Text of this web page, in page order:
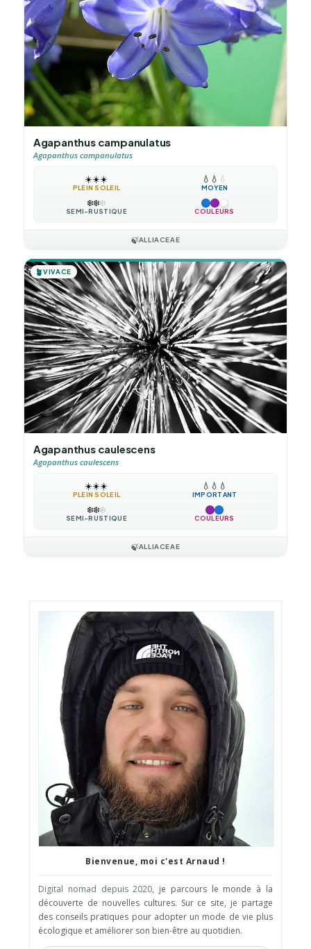
Agapanthus campanulatus
Agapanthus campanulatus
☀️☀️☀️
PLEIN SOLEIL
💧 💧 💧
MOYEN
❄️❄️❄️
SEMI-RUSTIQUE COULEURS
🍃ALLIACEAE
🪴VIVACE
Agapanthus caulescens
Agapanthus caulescens
☀️☀️☀️
PLEIN SOLEIL
💧 💧 💧
IMPORTANT
❄️❄️❄️
SEMI-RUSTIQUE COULEURS
🍃ALLIACEAE
Bienvenue, moi c'est Arnaud !
Digital nomad depuis 2020, je parcours le monde à la
découverte de nouvelles cultures. Sur ce site, je partage
des conseils pratiques pour adopter un mode de vie plus
écologique et améliorer son bien-être au quotidien.